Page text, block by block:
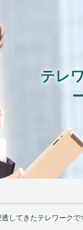
テレ
してきたテレワーク